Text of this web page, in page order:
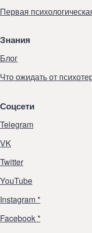
Первая
Знания
Блог
Что ожидать от
Соцсети
Telegram
VK
Twitter
YouTube
Instagram *
Facebook *